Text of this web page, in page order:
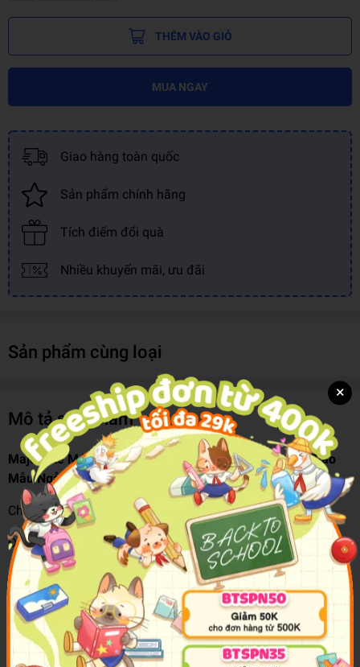
THÊM VÀO GIỎ
MUA NGAY
Giao hàng toàn quốc
Sản phẩm chính hãng
Tích điểm đổi quà
Nhiều khuyến mãi, ưu đãi
Sản phẩm cùng loại
Mô tả sản phẩm
Majorette Máy Bay Airplane, 5-Asst (Simba)-Sb 35 (Giao
Mẫu Ngẫu Nhiên)
Chất liệu: Kim loại, nhựa cao cấp
Độ tuổi: 3 tuổi trở lên
Kích thước: 11 cm
Máy bay Majorette: Khám phá bầu trời cùng Lufthansa,
Airbus...
Những chiếc may bay mô hình của Majorette được đúc
×